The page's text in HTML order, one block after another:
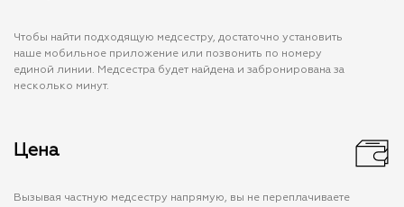
Чтобы найти подходящую медсестру, достаточно установить
наше мобильное приложение или позвонить по номеру
единой линии. Медсестра будет найдена и забронирована за
несколько минут.
Цена
Вызывая частную медсестру напрямую, вы не переплачиваете